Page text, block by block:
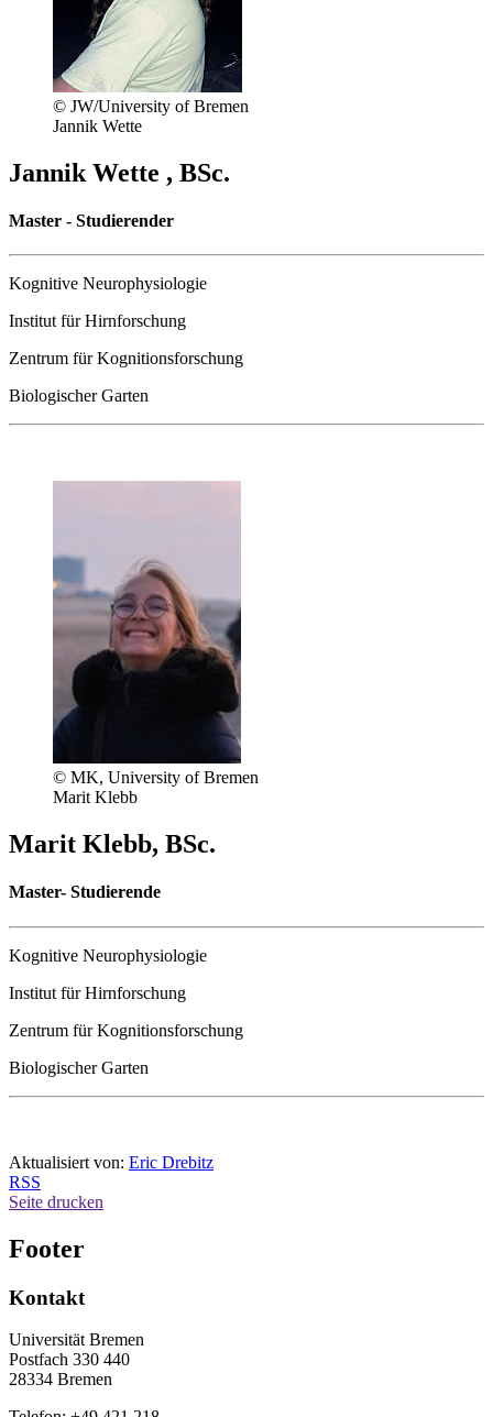
© JW/University of Bremen
Jannik Wette
Jannik Wette , BSc.
Master - Studierender
Kognitive Neurophysiologie
Institut für Hirnforschung
Zentrum für Kognitionsforschung
Biologischer Garten
© MK, University of Bremen
Marit Klebb
Marit Klebb, BSc.
Master- Studierende
Kognitive Neurophysiologie
Institut für Hirnforschung
Zentrum für Kognitionsforschung
Biologischer Garten
Aktualisiert von: Eric Drebitz
RSS
Seite drucken
Footer
Kontakt
Universität Bremen
Postfach 330 440
28334 Bremen